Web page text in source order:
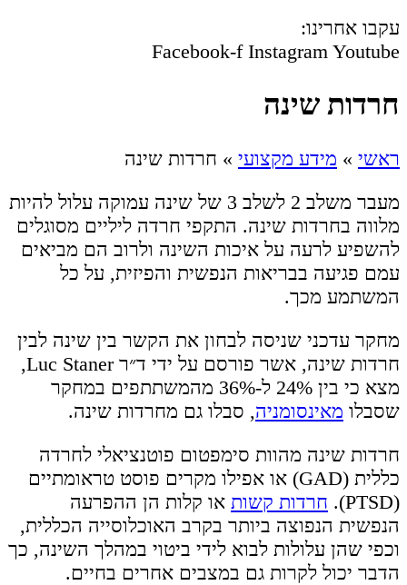
עקבו אחרינו:
Facebook-f Instagram Youtube
חרדות שינה
ראשי » מידע מקצועי » חרדות שינה
מעבר משלב 2 לשלב 3 של שינה עמוקה עלול להיות
מלווה בחרדות שינה. התקפי חרדה ליליים מסוגלים
להשפיע לרעה על איכות השינה ולרוב הם מביאים
עמם פגיעה בבריאות הנפשית והפיזית, על כל
המשתמע מכך.
מחקר עדכני שניסה לבחון את הקשר בין שינה לבין
חרדות שינה, אשר פורסם על ידי ד״ר Luc Staner,
מצא כי בין 24% ל-36% מהמשתתפים במחקר
שסבלו מאינסומניה, סבלו גם מחרדות שינה.
חרדות שינה מהוות סימפטום פוטנציאלי לחרדה
כללית (GAD) או אפילו מקרים פוסט טראומתיים
(PTSD).
חרדות קשות או קלות הן ההפרעה
הנפשית הנפוצה ביותר בקרב האוכלוסייה הכללית,
וכפי שהן עלולות לבוא לידי ביטוי במהלך השינה, כך
הדבר יכול לקרות גם במצבים אחרים בחיים.